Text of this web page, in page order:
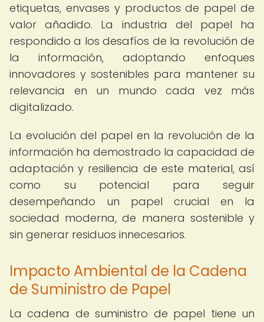
etiquetas, envases y productos de papel de
valor añadido. La industria del papel ha
respondido a los desafíos de la revolución de
la información, adoptando enfoques
innovadores y sostenibles para mantener su
relevancia en un mundo cada vez más
digitalizado.
La evolución del papel en la revolución de la
información ha demostrado la capacidad de
adaptación y resiliencia de este material, así
como su potencial para seguir
desempeñando un papel crucial en la
sociedad moderna, de manera sostenible y
sin generar residuos innecesarios.
Impacto Ambiental de la Cadena
de Suministro de Papel
La cadena de suministro de papel tiene un